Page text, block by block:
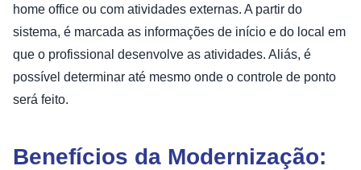
home office ou com atividades externas. A partir do
sistema, é marcada as informações de início e do local em
que o profissional desenvolve as atividades. Aliás, é
possível determinar até mesmo onde o controle de ponto
será feito.
Benefícios da Modernização: